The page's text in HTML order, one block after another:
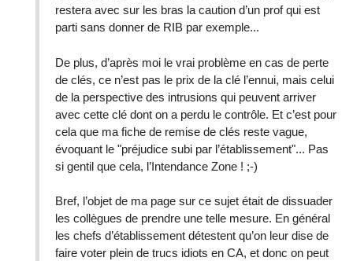
restera avec sur les bras la caution d’un prof qui est
parti sans donner de RIB par exemple...
De plus, d’après moi le vrai problème en cas de perte
de clés, ce n’est pas le prix de la clé l’ennui, mais celui
de la perspective des intrusions qui peuvent arriver
avec cette clé dont on a perdu le contrôle. Et c’est pour
cela que ma fiche de remise de clés reste vague,
évoquant le "préjudice subi par l’établissement"... Pas
si gentil que cela, l’Intendance Zone ! ;-)
Bref, l’objet de ma page sur ce sujet était de dissuader
les collègues de prendre une telle mesure. En général
les chefs d’établissement détestent qu’on leur dise de
faire voter plein de trucs idiots en CA, et donc on peut